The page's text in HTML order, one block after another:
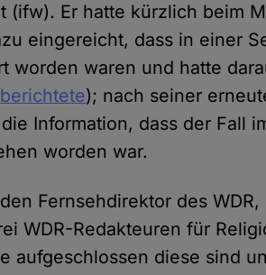
(ifw). Er hatte kürzlich beim
eingereicht, dass in einer
worden waren und hatte
berichtete); nach seiner
Information, dass der Fall
worden war.
Fernsehdirektor des
WDR-Redakteuren für
aufgeschlossen diese sind